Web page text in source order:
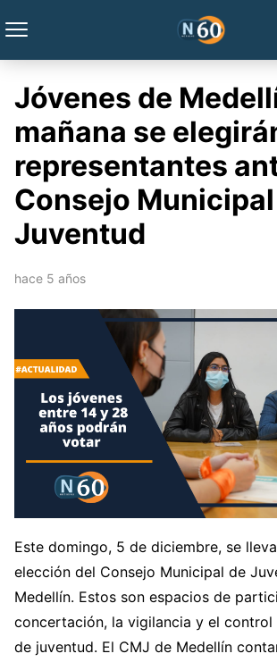
Jóvenes de
mañana se
representantes
Consejo
Juventud
hace 5 años
Este domingo, 5 de diciembre, se
elección del Consejo Municipal de
Medellín. Estos son espacios de
concertación, la vigilancia y el
de juventud. El CMJ de Medellín